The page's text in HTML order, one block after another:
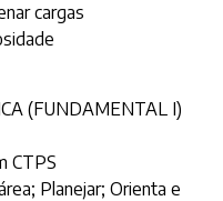
cargas
(FUNDAMENTAL I)
CTPS
Planejar; Orienta e